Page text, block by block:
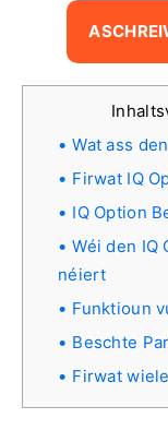
Wat ass
Firwat IQ
IQ Option
Wéi den IQ
néiert
Funktioun
Beschte
Firwat